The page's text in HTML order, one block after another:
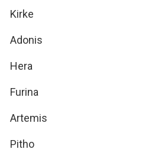
Kirke
Adonis
Hera
Furina
Artemis
Pitho